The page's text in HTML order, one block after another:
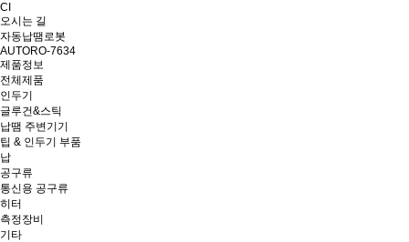
CI
오시는 길
자동납땜로봇
AUTORO-7634
제품정보
전체제품
인두기
글루건&스틱
납땜 주변기기
팁 & 인두기 부품
납
공구류
통신용 공구류
히터
측정장비
기타